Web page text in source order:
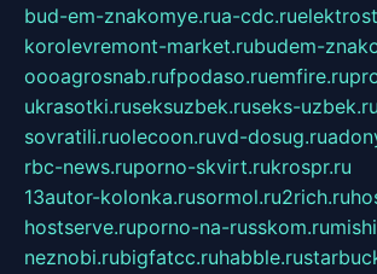
bud-em-znakomye.rua-cdc.ru
korolevremont-market.rubudem-
oooagrosnab.rufpodaso.ruemfire.ru
ukrasotki.ruseksuzbek.ruseks-uzbek.ru
sovratili.ruolecoon.ruvd-dosug.ru
rbc-news.ruporno-skvirt.rukrospr.ru
13autor-kolonka.rusormol.ru2rich.ru
hostserve.ruporno-na-russkom.ru
neznobi.rubigfatcc.ruhabble.ru